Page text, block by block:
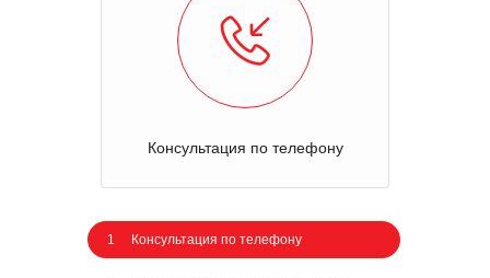
Консультация по телефону
1 Консультация по телефону